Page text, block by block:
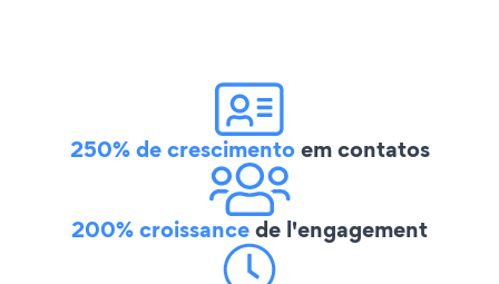
250% de crescimentoem contatos
200% croissancede l'engagement